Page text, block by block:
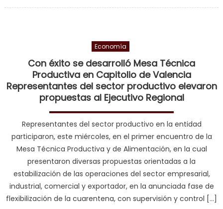
Economía
Con éxito se desarrolló Mesa Técnica
Productiva en Capitolio de Valencia
Representantes del sector productivo elevaron
propuestas al Ejecutivo Regional
Representantes del sector productivo en la entidad
participaron, este miércoles, en el primer encuentro de la
Mesa Técnica Productiva y de Alimentación, en la cual
presentaron diversas propuestas orientadas a la
estabilización de las operaciones del sector empresarial,
industrial, comercial y exportador, en la anunciada fase de
flexibilización de la cuarentena, con supervisión y control […]